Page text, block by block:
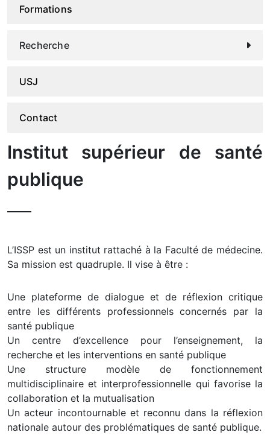
Formations
Recherche
USJ
Contact
Institut supérieur de santé
publique
L’ISSP est un institut rattaché à la Faculté de médecine.
Sa mission est quadruple. Il vise à être :
Une plateforme de dialogue et de réflexion critique
entre les différents professionnels concernés par la
santé publique
Un centre d’excellence pour l’enseignement, la
recherche et les interventions en santé publique
Une structure modèle de fonctionnement
multidisciplinaire et interprofessionnelle qui favorise la
collaboration et la mutualisation
Un acteur incontournable et reconnu dans la réflexion
nationale autour des problématiques de santé publique.